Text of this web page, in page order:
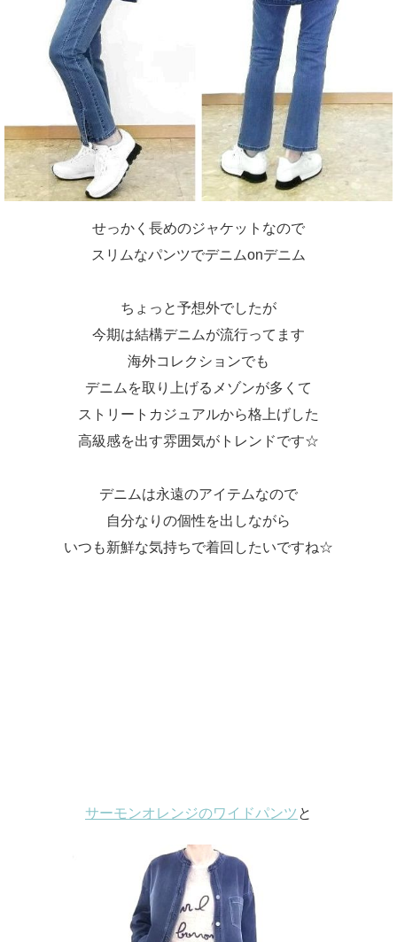
せっかく長めのジャケットなので
スリムなパンツでデニムonデニム
ちょっと予想外でしたが
今期は結構デニムが流行ってます
海外コレクションでも
デニムを取り上げるメゾンが多くて
ストリートカジュアルから格上げした
高級感を出す雰囲気がトレンドです☆
デニムは永遠のアイテムなので
自分なりの個性を出しながら
いつも新鮮な気持ちで着回したいですね☆
サーモンオレンジのワイドパンツ と